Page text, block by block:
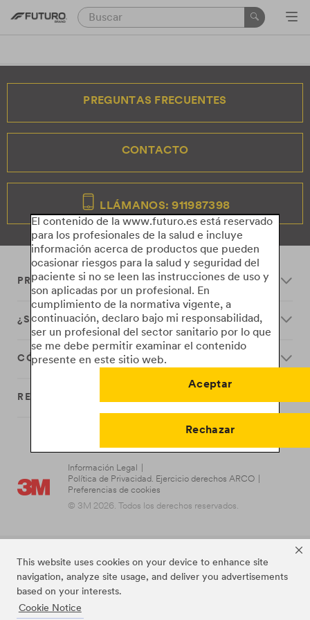
This website uses cookies on your device to enhance site
navigation, analyze site usage, and deliver you advertisements
based on your interests.
Cookie Notice
El contenido de la www.futuro.es está reservado
para los profesionales de la salud e incluye
información acerca de productos que pueden
ocasionar riesgos para la salud y seguridad del
paciente si no se leen las instrucciones de uso y
son aplicadas por un profesional. En
cumplimiento de la normativa vigente, a
continuación, declaro bajo mi responsabilidad,
ser un profesional del sector sanitario por lo que
se me debe permitir examinar el contenido
presente en este sitio web.
Aceptar
Rechazar
PREGUNTAS FRECUENTES
CONTACTO
LLÁMANOS: 911987398
PRODUCTS
¿SEGUIMOS?
CÓMO FUNCIONAN
RECURSOS
Información Legal
Política de Privacidad. Ejercicio derechos ARCO
Preferencias de cookies
© 3M 2026. Todos los derechos reservados.